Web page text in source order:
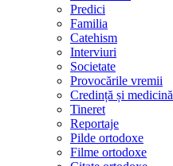
Predici
Familia
Catehism
Interviuri
Societate
Provocările vremii
Credință și medicină
Tineret
Reportaje
Pilde ortodoxe
Filme ortodoxe